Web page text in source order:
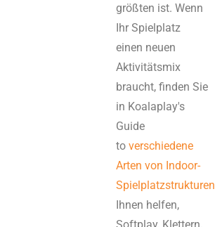
größten ist. Wenn
Ihr Spielplatz
einen neuen
Aktivitätsmix
braucht, finden Sie
in Koalaplay's
Guide
toverschiedene
Arten von Indoor-
Spielplatzstrukturen
Ihnen helfen,
Softplay, Klettern,